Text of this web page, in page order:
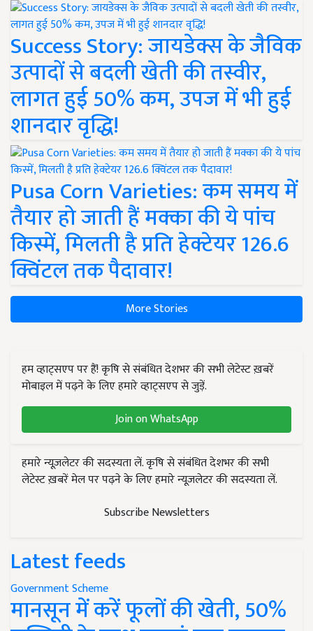
Success Story: जायडेक्स के जैविक
उत्पादों से बदली खेती की तस्वीर,
लागत हुई 50% कम, उपज में भी हुई
शानदार वृद्धि!
Pusa Corn Varieties: कम समय में
तैयार हो जाती हैं मक्का की ये पांच
किस्में, मिलती है प्रति हेक्टेयर 126.6
क्विंटल तक पैदावार!
More Stories
हम व्हाट्सएप पर हैं! कृषि से संबंधित देशभर की सभी लेटेस्ट ख़बरें
मोबाइल में पढ़ने के लिए हमारे व्हाट्सएप से जुड़ें.
Join on WhatsApp
हमारे न्यूज़लेटर की सदस्यता लें. कृषि से संबंधित देशभर की सभी
लेटेस्ट ख़बरें मेल पर पढ़ने के लिए हमारे न्यूज़लेटर की सदस्यता लें.
Subscribe Newsletters
Latest feeds
Government Scheme
मानसून में करें फूलों की खेती, 50%